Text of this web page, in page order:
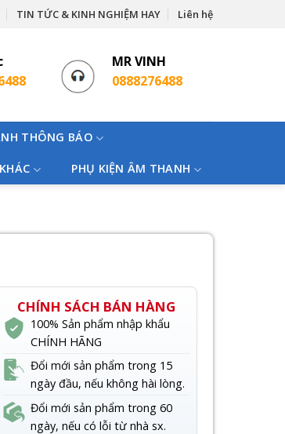
TIN TỨC & KINH NGHIỆM HAY Liên hệ
MR VINH
0888276488
THÔNG BÁO
PHỤ KIỆN ÂM THANH
CHÍNH SÁCH BÁN HÀNG
100% Sản phẩm nhập khẩu
CHÍNH HÃNG
Đổi mới sản phẩm trong 15
ngày đầu, nếu không hài lòng.
Đổi mới sản phẩm trong 60
ngày, nếu có lỗi từ nhà sx.